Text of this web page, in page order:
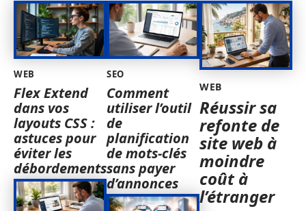
WEB
Flex Extend
dans vos
layouts CSS :
astuces pour
éviter les
débordements
SEO
Comment
utiliser l’outil
de
planification
de mots-clés
sans payer
d’annonces
WEB
Réussir sa
refonte de
site web à
moindre
coût à
l’étranger